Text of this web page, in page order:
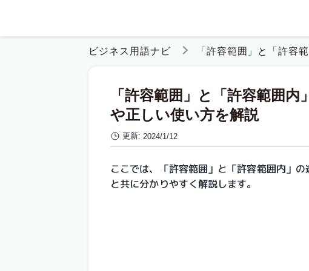
ビジネス用語ナビ 「許容範囲」と「許容
「許容範囲」と「許容範囲
や正しい使い方を解説
更新: 2024/1/12
ここでは、「許容範囲」と「許容範囲内」
と共に分かりやすく解説します。